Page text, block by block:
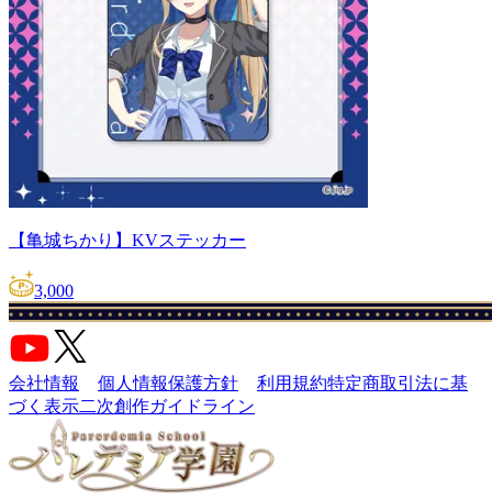
【亀城ちかり】KVステッカー
3,000
会社情報 個人情報保護方針 利用規約特定商取引法に基
づく表示二次創作ガイドライン